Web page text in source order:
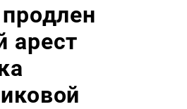
арест